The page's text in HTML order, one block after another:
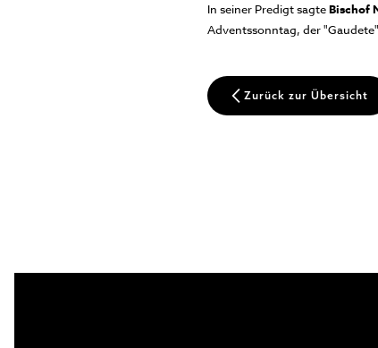
In seiner Predigt sagteBischof
Adventssonntag, der
Zurück zur Übersicht